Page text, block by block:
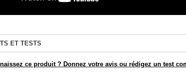
ET TESTS
ce produit ? Donnez votre avis ou rédigez un test